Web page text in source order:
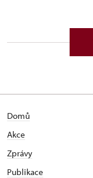
Domů
Akce
Zprávy
Publikace